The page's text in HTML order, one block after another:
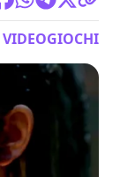
VIDEOGIOCHI